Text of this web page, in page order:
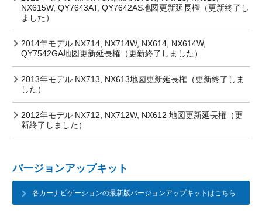
NX615W, QY7643AT, QY7642AS地図更新延長権（更新終了し
ました）
2014年モデル NX714, NX714W, NX614, NX614W,
QY7542GA地図更新延長権（更新終了しました）
2013年モデル NX713, NX613地図更新延長権（更新終了しま
した）
2012年モデル NX712, NX712W, NX612 地図更新延長権（更
新終了しました）
バージョンアップキット
各カーナビゲーションの最新版バージョンアップキットはこちら